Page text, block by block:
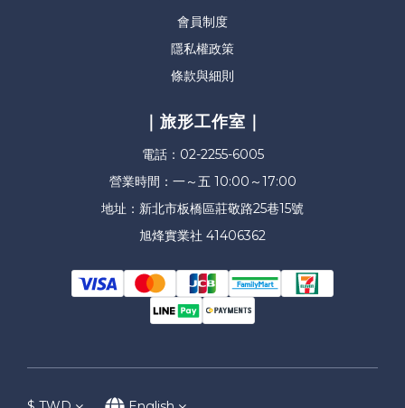
會員制度
隱私權政策
條款與細則
｜旅形工作室｜
電話：02-2255-6005
營業時間：一～五 10:00～17:00
地址：新北市板橋區莊敬路25巷15號
旭烽實業社 41406362